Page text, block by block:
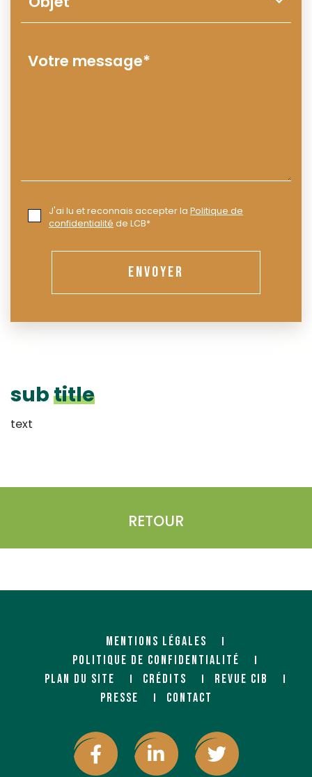
J'ai lu et reconnais accepter la Politique de
confidentialité de LCB*
ENVOYER
subtitle
text
RETOUR
MENTIONS LÉGALES
POLITIQUE DE CONFIDENTIALITÉ
PLAN DU SITE
CRÉDITS
REVUE CIB
PRESSE
CONTACT